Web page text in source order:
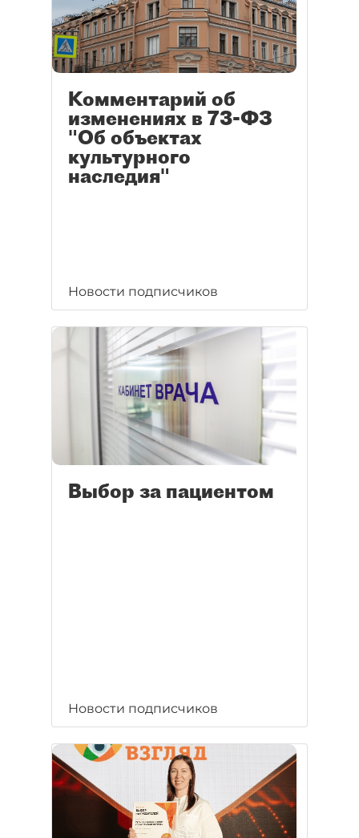
Комментарий об
изменениях в 73-ФЗ
"Об объектах
культурного
наследия"
Новости подписчиков
Выбор за пациентом
Новости подписчиков